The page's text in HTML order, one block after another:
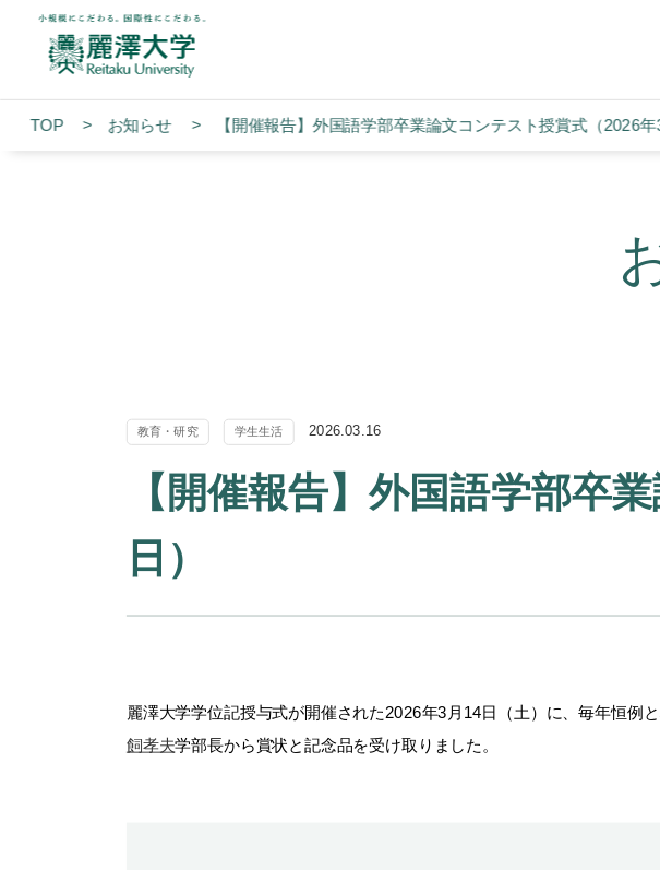
TOP お知らせ 【開催報告】外国語学部卒業論文コンテスト授賞式（2026年
教育・研究 学生生活 2026.03.16
【開催報告】外国語学部卒
日）
麗澤大学学位記授与式が開催された2026年3 月 14日（土）に、毎年恒例
飼孝夫学部長から賞状と記念品を受け取りました。